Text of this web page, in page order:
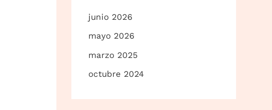
junio 2026
mayo 2026
marzo 2025
octubre 2024